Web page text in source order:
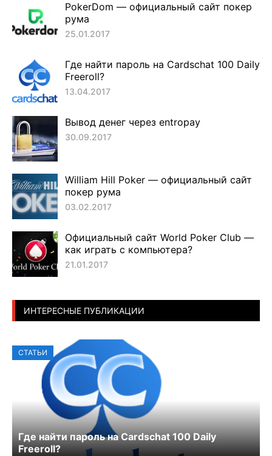
PokerDom — официальный сайт покер
рума
25.01.2017
Где найти пароль на Cardschat 100 Daily
Freeroll?
13.04.2017
Вывод денег через entropay
30.09.2017
William Hill Poker — официальный сайт
покер рума
03.02.2017
Официальный сайт World Poker Club —
как играть с компьютера?
21.01.2017
ИНТЕРЕСНЫЕ ПУБЛИКАЦИИ
СТАТЬИ
Где найти пароль на Cardschat 100 Daily
Freeroll?